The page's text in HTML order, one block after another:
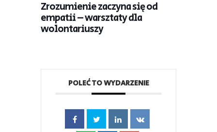
Zrozumienie zaczyna się od
empatii – warsztaty dla
wolontariuszy
POLEĆ TO WYDARZENIE